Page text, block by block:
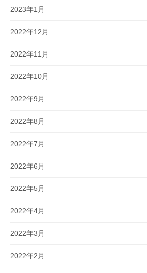
2023年1月
2022年12月
2022年11月
2022年10月
2022年9月
2022年8月
2022年7月
2022年6月
2022年5月
2022年4月
2022年3月
2022年2月